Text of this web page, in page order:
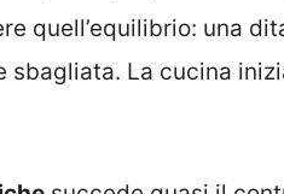
quell’equilibrio: una
sbagliata. La cucina